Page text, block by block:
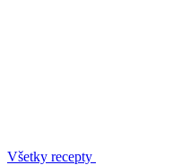
Všetky recepty